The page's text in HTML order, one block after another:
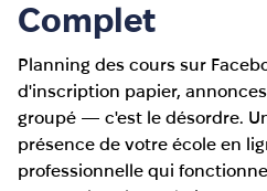
Complet
Planning des cours sur
d'inscription papier,
groupé — c'est le désordre.
présence de votre école en
professionnelle qui